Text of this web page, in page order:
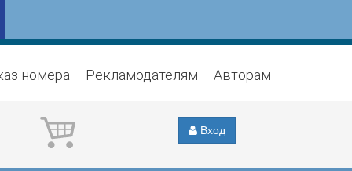
номера Рекламодателям Авторам
Вход